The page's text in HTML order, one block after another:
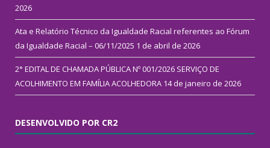
2026
Ata e Relatório Técnico da Igualdade Racial referentes ao Fórum
da Igualdade Racial – 06/11/2025 1 de abril de 2026
2° EDITAL DE CHAMADA PÚBLICA Nº 001/2026 SERVIÇO DE
ACOLHIMENTO EM FAMÍLIA ACOLHEDORA 14 de janeiro de 2026
DESENVOLVIDO POR CR2